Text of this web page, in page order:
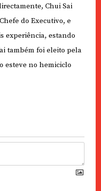
Chui Sai
do Executivo, e
experiência, estando
também foi eleito pela
esteve no hemiciclo